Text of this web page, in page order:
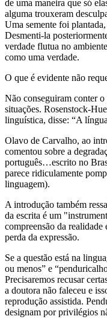
de uma maneira que só
alguma trouxeram
Uma semente foi
Desmenti-la
verdade flutua no
como uma verdade.
O que é evidente não
Não conseguiram conter
situações. Rosenstock-
linguística, disse: “A
Olavo de Carvalho, ao
comentou sobre a
português…escrito no
parece ridiculamente
linguagem).
A introdução também
da escrita é um
compreensão da realidade
perda da expressão.
Se a questão está na
ou menos” e
Precisaremos recusar
a doutora não faleceu e
reprodução assistida.
designam por privilégios